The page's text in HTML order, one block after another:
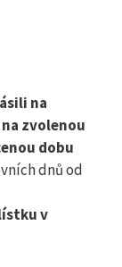
na
zvolenou
dobu
dnů od
v